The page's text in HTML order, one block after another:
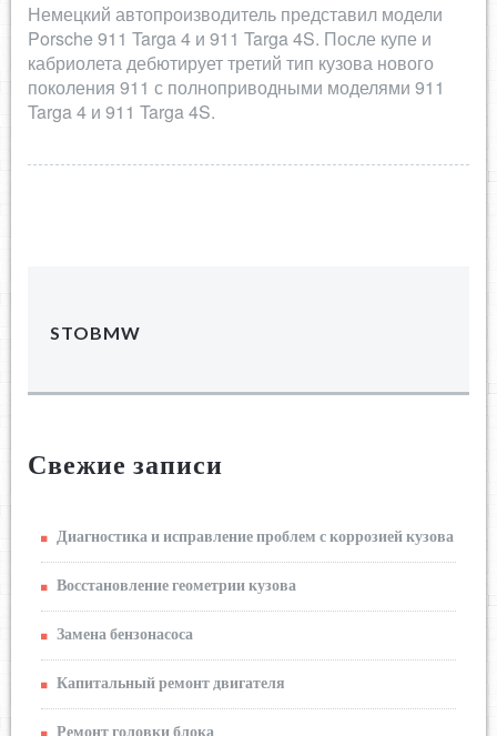
Немецкий автопроизводитель представил модели
Porsche 911 Targa 4 и 911 Targa 4S. После купе и
кабриолета дебютирует третий тип кузова нового
поколения 911 с полноприводными моделями 911
Targa 4 и 911 Targa 4S.
STOBMW
Свежие записи
Диагностика и исправление проблем с коррозией кузова
Восстановление геометрии кузова
Замена бензонасоса
Капитальный ремонт двигателя
Ремонт головки блока